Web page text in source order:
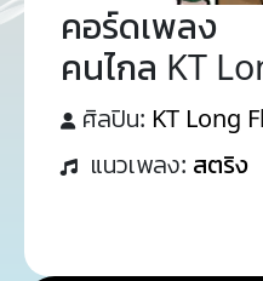
คอร์ดเพลง
คนไกล KT
ศิลปิน: KT Long
แนวเพลง: สตริง